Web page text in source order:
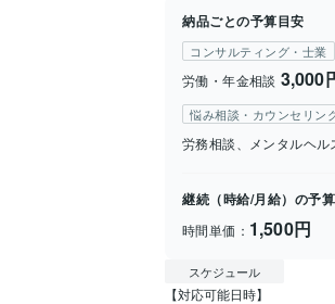
納品ごとの予算目安
コンサルティング・士業
労働・年金相談 3,000
悩み相談・カウンセリン
労務相談、メンタルヘル
継続（時給/月給）の予
時間単価： 1,500円
スケジュール
【対応可能日時】